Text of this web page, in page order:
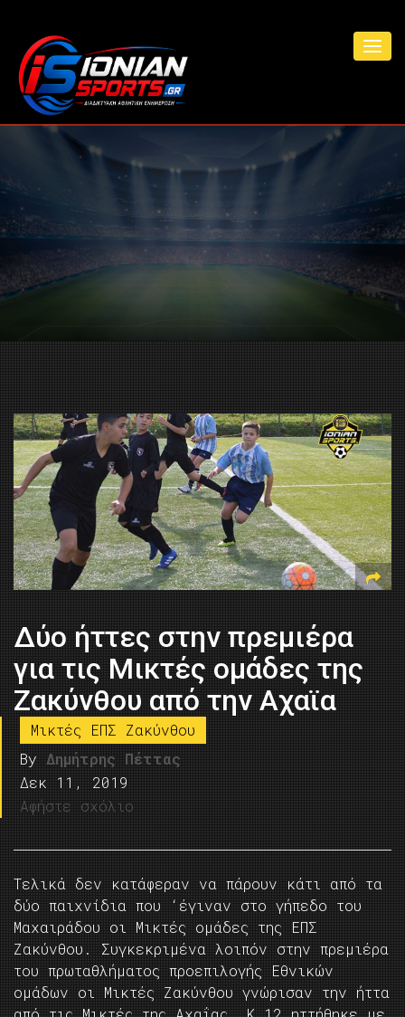
Δύο ήττες στην πρεμιέρα
για τις Μικτές ομάδες της
Ζακύνθου από την Αχαϊα
Μικτές ΕΠΣ Ζακύνθου
By Δημήτρης Πέττας
Δεκ 11, 2019
Αφήστε σχόλιο
Τελικά δεν κατάφεραν να πάρουν κάτι από τα
δύο παιχνίδια που ‘έγιναν στο γήπεδο του
Μαχαιράδου οι Μικτές ομάδες της ΕΠΣ
Ζακύνθου. Συγκεκριμένα λοιπόν στην πρεμιέρα
του πρωταθλήματος προεπιλογής Εθνικών
ομάδων οι Μικτές Ζακύνθου γνώρισαν την ήττα